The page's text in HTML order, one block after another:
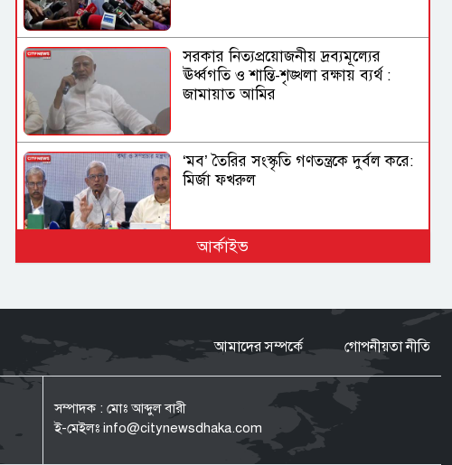
সরকার নিত্যপ্রয়োজনীয় দ্রব্যমূল্যের
ঊর্ধ্বগতি ও শান্তি-শৃঙ্খলা রক্ষায় ব্যর্থ :
জামায়াত আমির
‘মব’ তৈরির সংস্কৃতি গণতন্ত্রকে দুর্বল করে:
মির্জা ফখরুল
নিত্যপণ্যের দাম আকাশ ছোঁয়া, বিপাকে
আর্কাইভ
আমাদের সম্পর্কে গোপনীয়তা নীতি
সম্পাদক : মোঃ আব্দুল বারী
ই-মেইলঃ info@citynewsdhaka.com